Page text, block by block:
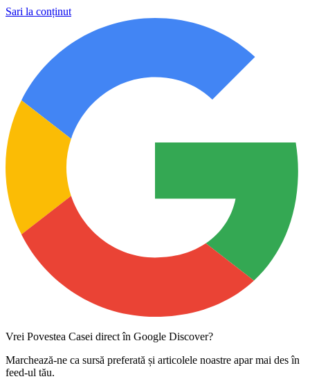
Sari la conținut
Vrei Povestea Casei direct în Google Discover?
Marchează-ne ca sursă preferată și articolele noastre apar mai des în
feed-ul tău.